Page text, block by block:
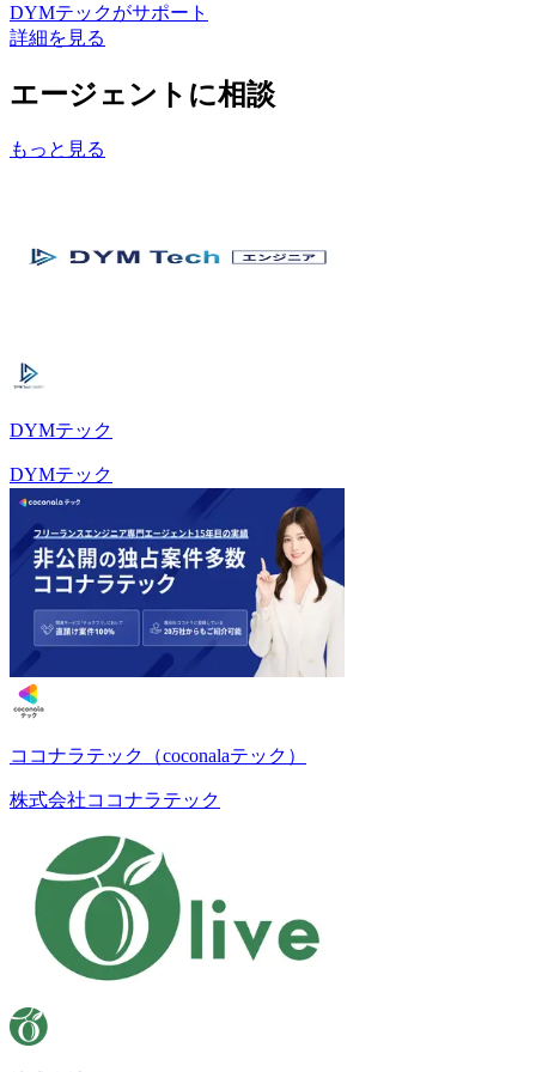
DYMテックがサポート
詳細を見る
エージェントに相談
もっと見る
DYMテック
DYMテック
ココナラテック（coconalaテック）
株式会社ココナラテック